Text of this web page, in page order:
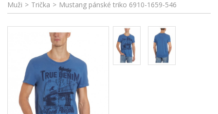
Muži > Trička > Mustang pánské triko 6910-1659-546